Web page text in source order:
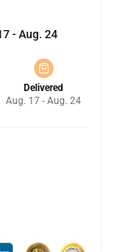
- Aug. 24
Delivered
Aug. 17 - Aug. 24